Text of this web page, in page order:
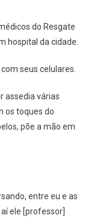
do Resgate
hospital da cidade.
seus celulares.
assedia várias
os toques do
põe a mão em
entre eu e as
ele [professor]